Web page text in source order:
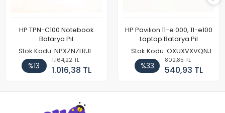
HP TPN-C100 Notebook
Batarya Pil
Stok Kodu: NPXZNZLRJI
%13
1.164,22 TL
1.016,38 TL
HP Pavilion 11-e 000, 11-e100
Laptop Batarya Pil
Stok Kodu: OXUXVXVQNJ
%33
802,85 TL
540,93 TL